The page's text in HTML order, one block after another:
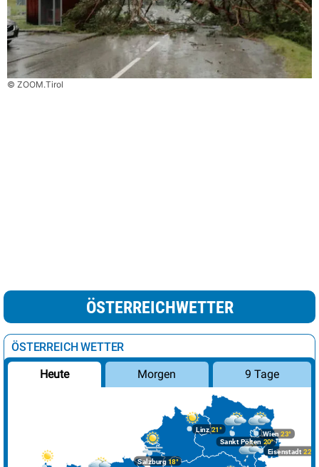
© ZOOM.Tirol
ÖSTERREICHWETTER
ÖSTERREICH WETTER
Heute Morgen 9 Tage
Linz21°
Salzburg18°
Wien 23°
Eisenstadt 22°
Sankt Pölten 20°